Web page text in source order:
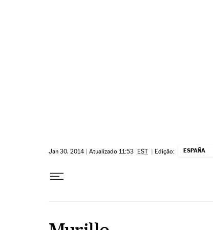
Jan 30, 2014 | Atualizado 11:53 EST | Edição: ESPAÑA